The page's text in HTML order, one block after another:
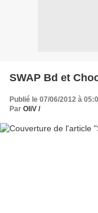
SWAP Bd et
Publié le 07/06/2012 à
Par OliV /